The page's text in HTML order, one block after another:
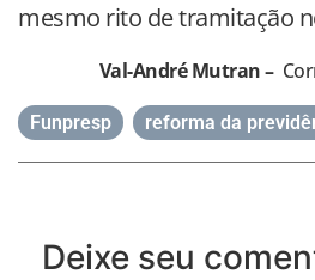
mesmo rito de tramitação
Val-André Mutran –
Funpresp reforma da
Deixe seu